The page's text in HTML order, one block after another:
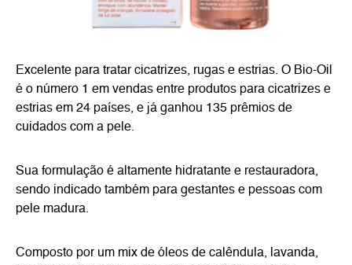
Excelente para tratar cicatrizes, rugas e estrias. O Bio-Oil
é o número 1 em vendas entre produtos para cicatrizes e
estrias em 24 países, e já ganhou 135 prêmios de
cuidados com a pele.
Sua formulação é altamente hidratante e restauradora,
sendo indicado também para gestantes e pessoas com
pele madura.
Composto por um mix de óleos de calêndula, lavanda,